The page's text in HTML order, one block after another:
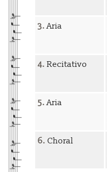
3.Aria
4. Recitativo
5.Aria
6. Choral